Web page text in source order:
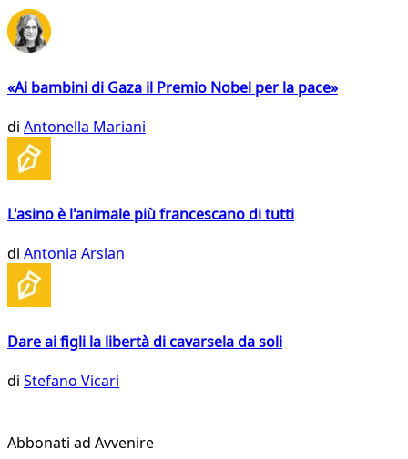
«Ai bambini di Gaza il Premio Nobel per la pace»
di Antonella Mariani
L'asino è l'animale più francescano di tutti
di Antonia Arslan
Dare ai figli la libertà di cavarsela da soli
di Stefano Vicari
Abbonati ad Avvenire